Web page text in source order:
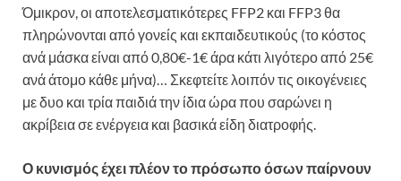
Όμικρον, οι αποτελεσματικότερες FFP2 και FFP3 θα
πληρώνονται από γονείς και εκπαιδευτικούς (το κόστος
ανά μάσκα είναι από 0,80€-1€ άρα κάτι λιγότερο από 25€
ανά άτομο κάθε μήνα)… Σκεφτείτε λοιπόν τις οικογένειες
με δυο και τρία παιδιά την ίδια ώρα που σαρώνει η
ακρίβεια σε ενέργεια και βασικά είδη διατροφής.
Ο κυνισμός έχει πλέον το πρόσωπο όσων παίρνουν